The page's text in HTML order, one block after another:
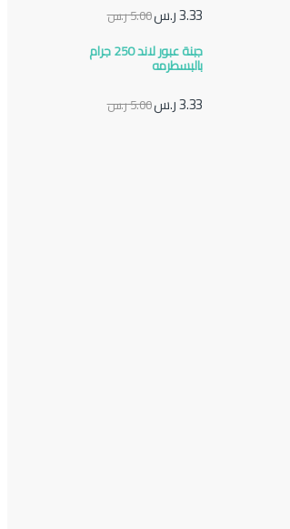
3.33ر.س5.00ر.س
جبنة عبور لاند 250 جرام
بالبسطرمه
3.33ر.س5.00ر.س